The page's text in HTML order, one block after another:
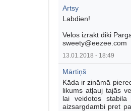
Artsy
Labdien!
Velos izrakt diki
sweety@eezee.com
13.01.2018 - 18:49
Mārtiņš
Kāda ir zināmā
likums atļauj tajās
lai veidotos
aizsargdambi pret